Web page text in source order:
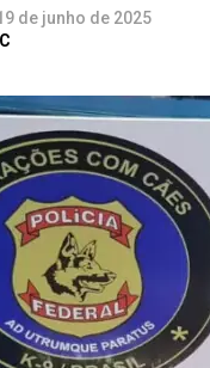
de junho de 2025